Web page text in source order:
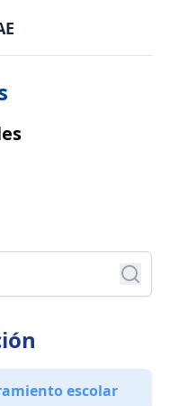
escolar